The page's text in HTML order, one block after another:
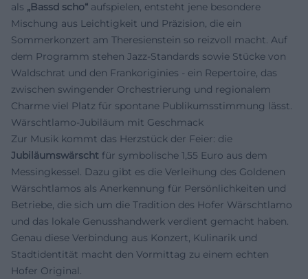
als „Bassd scho“ aufspielen, entsteht jene besondere
Mischung aus Leichtigkeit und Präzision, die ein
Sommerkonzert am Theresienstein so reizvoll macht. Auf
dem Programm stehen Jazz-Standards sowie Stücke von
Waldschrat und den Frankoriginies - ein Repertoire, das
zwischen swingender Orchestrierung und regionalem
Charme viel Platz für spontane Publikumsstimmung lässt.
Wärschtlamo-Jubiläum mit Geschmack
Zur Musik kommt das Herzstück der Feier: die
Jubiläumswärscht für symbolische 1,55 Euro aus dem
Messingkessel. Dazu gibt es die Verleihung des Goldenen
Wärschtlamos als Anerkennung für Persönlichkeiten und
Betriebe, die sich um die Tradition des Hofer Wärschtlamo
und das lokale Genusshandwerk verdient gemacht haben.
Genau diese Verbindung aus Konzert, Kulinarik und
Stadtidentität macht den Vormittag zu einem echten
Hofer Original.